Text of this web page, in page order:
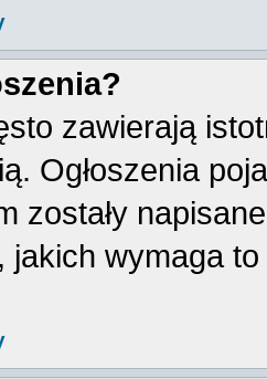
zawierają
Ogłoszenia
zostały
jakich wymaga